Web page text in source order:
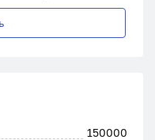
150000